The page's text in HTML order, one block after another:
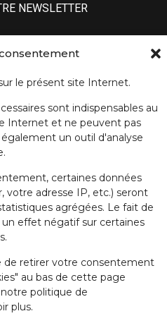
le présent site Internet.
sont indispensables au
Internet et ne peuvent pas
un outil d'analyse
certaines données
votre adresse IP, etc.) seront
agrégées. Le fait de
effet négatif sur certaines
de retirer votre consentement
au bas de cette page
politique de
plus.
NEWSLETTER
Lebrun, Rue de Namur 47 –
:Olivier Girardi